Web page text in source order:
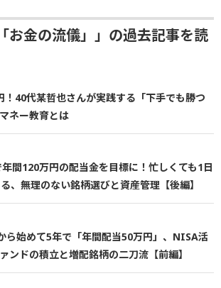
お金の流儀」」の過去記事を読
！40代某哲也さんが実践する「下手でも勝つ
ネー教育とは
間120万円の配当金を目標に！忙しくても1日
、無理のない銘柄選びと資産管理【後編】
ら始めて5年で「年間配当50万円」、NISA活
ンドの積立と増配銘柄の二刀流【前編】